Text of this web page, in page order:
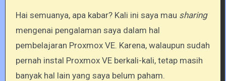
Hai semuanya, apa kabar? Kali ini saya mau sharing
mengenai pengalaman saya dalam hal
pembelajaran Proxmox VE. Karena, walaupun sudah
pernah instal Proxmox VE berkali-kali, tetap masih
banyak hal lain yang saya belum paham.